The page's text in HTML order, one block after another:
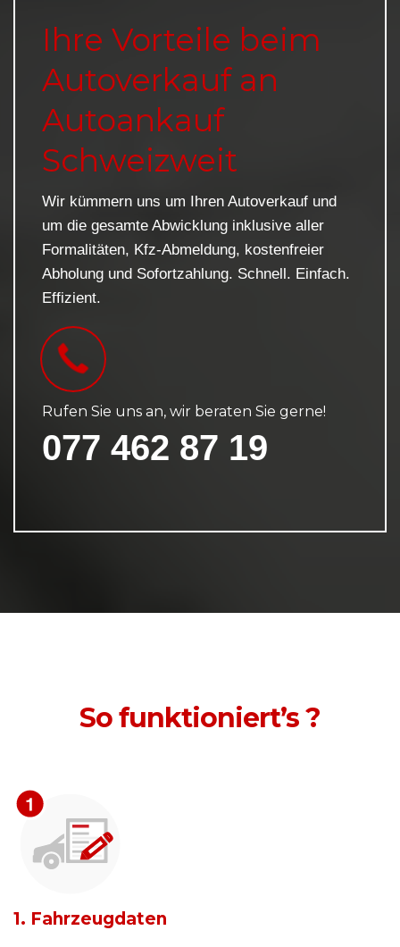
Ihre Vorteile beim
Autoverkauf an
Autoankauf
Schweizweit
Wir kümmern uns um Ihren Autoverkauf und
um die gesamte Abwicklung inklusive aller
Formalitäten, Kfz-Abmeldung, kostenfreier
Abholung und Sofortzahlung. Schnell. Einfach.
Effizient.
Rufen Sie uns an, wir beraten Sie gerne!
077 462 87 19
So funktioniert’s ?
1. Fahrzeugdaten